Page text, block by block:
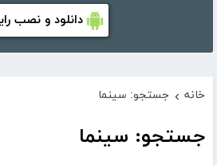
دانلود و نصب
خانه › جستجو: سینما
جستجو: سینما